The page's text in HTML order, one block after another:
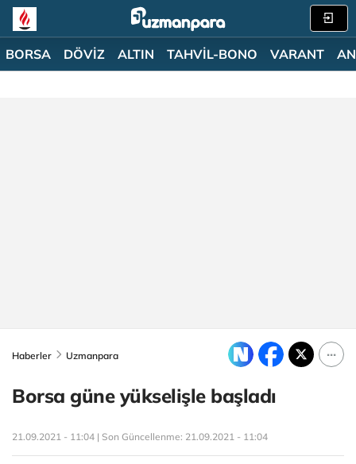
BORSA DÖVİZ ALTIN TAHVİL-BONO VARANT
Haberler Uzmanpara
Borsa güne yükselişle başladı
21.09.2021 - 11:04 | Son Güncellenme: 21.09.2021 - 11:04